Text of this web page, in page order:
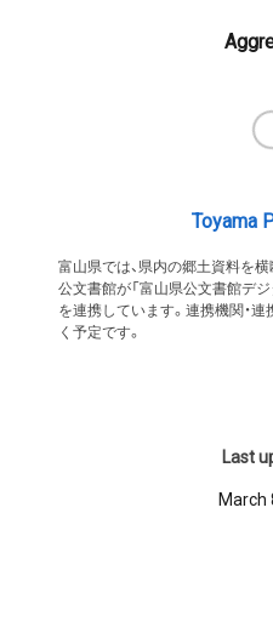
Toyama
富山県では、県内の郷土資料を
公文書館が「富山県公文書館デ
を連携しています。連携機関・
く予定です。
Last
March